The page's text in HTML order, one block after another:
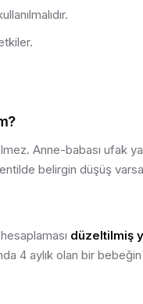
Anne-babası ufak
belirgin düşüş
düzeltilmiş
4 aylık olan bir